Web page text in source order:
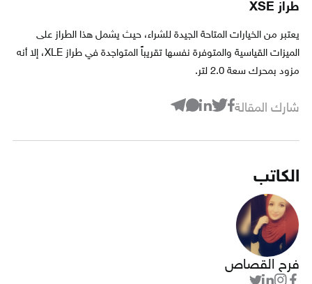
طراز XSE
يعتبر من الخيارات المتاحة الجيدة للشراء، حيث يشمل هذا الطراز على
الميزات القياسية والمتوفرة نفسها تقريباً المتواجدة في طراز XLE، إلا أنه
مزود بمحرك سعة 2.0 لتر.
شارك المقالة
الكاتب
فرح القصاص